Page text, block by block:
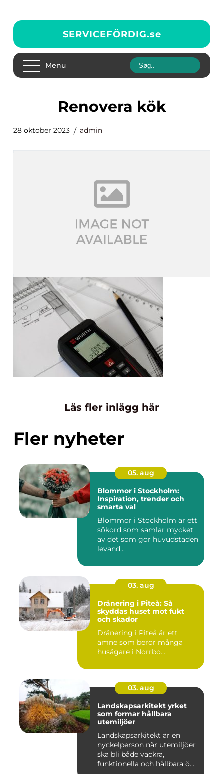
SERVICEFÖRDIG.se
Menu
renovera kök
28 oktober 2023 admin
Läs fler inlägg här
Fler nyheter
05. aug
Blommor i Stockholm:
Inspiration, trender och
smarta val
Blommor i Stockholm är ett
sökord som samlar mycket
av det som gör huvudstaden
levand...
03. aug
Dränering i Piteå: Så
skyddas huset mot fukt
och skador
Dränering i Piteå är ett
ämne som berör många
husägare i Norrbo...
03. aug
Landskapsarkitekt yrket
som formar hållbara
utemiljöer
Landskapsarkitekt är en
nyckelperson när utemiljöer
ska bli både vackra,
funktionella och hållbara ö...